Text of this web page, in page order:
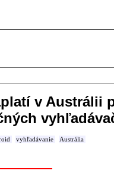
v Austrálii
vyhľadávanie Austrália